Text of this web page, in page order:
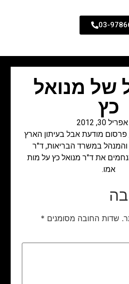
03-
של מנואל
כץ
אפריל 30, 2012
פרסום מודעת אבל בעיתון הארץ
והמנהל במשרד הבריאות, ד"ר
את ד"ר מנואל כץ על מות
אמו.
שדות החובה מסומנים *